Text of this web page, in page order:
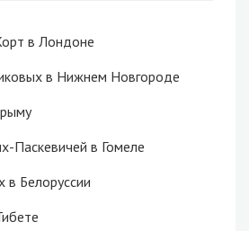
в Лондоне
в Нижнем Новгороде
Паскевичей в Гомеле
в Белоруссии